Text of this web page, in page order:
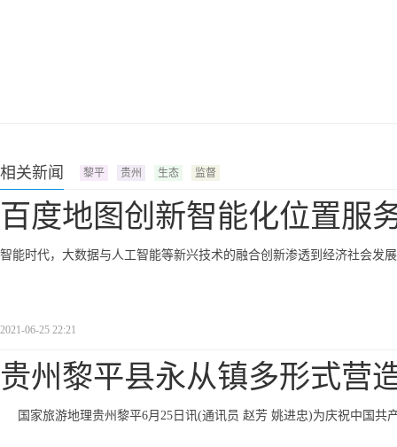
相关新闻 黎平 贵州 生态 监督
百度地图创新智能化位置服
智能时代，大数据与人工智能等新兴技术的融合创新渗透到经济社会发
2021-06-25 22:21
贵州黎平县永从镇多形式营
国家旅游地理贵州黎平6月25日讯(通讯员 赵芳 姚进忠)为庆祝中国